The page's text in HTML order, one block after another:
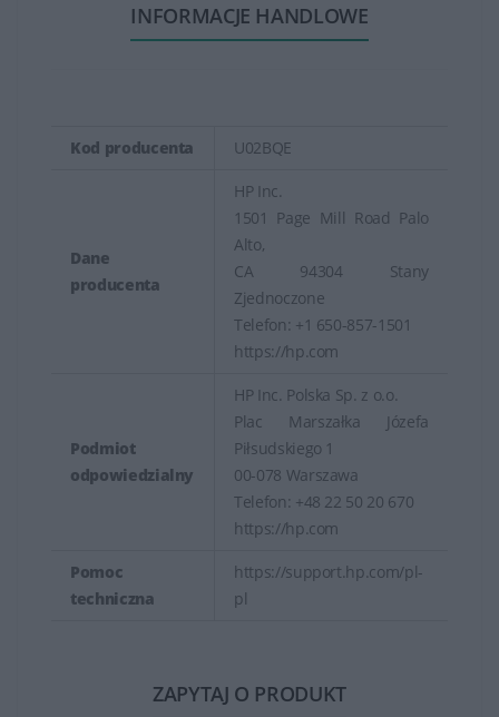
INFORMACJE HANDLOWE
Kod producenta U02BQE
Dane
producenta
HP Inc.
1501 Page Mill Road Palo
Alto,
CA 94304 Stany
Zjednoczone
Telefon: +1 650-857-1501
https://hp.com
Podmiot
odpowiedzialny
HP Inc. Polska Sp. z o.o.
Plac Marszałka Józefa
Piłsudskiego 1
00-078 Warszawa
Telefon: +48 22 50 20 670
https://hp.com
Pomoc
techniczna
https://support.hp.com/pl-
pl
ZAPYTAJ O PRODUKT